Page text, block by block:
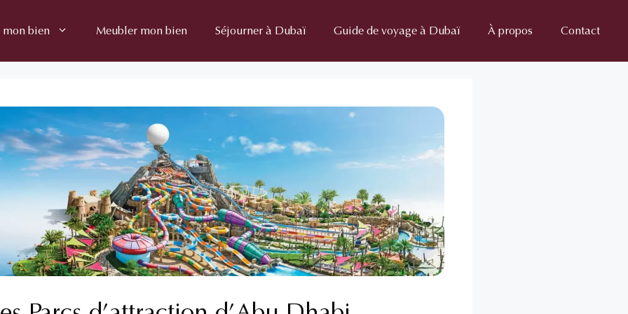
mon bien Meubler mon bien Séjourner à Dubaï Guide de voyage à Dubaï À propos Contact